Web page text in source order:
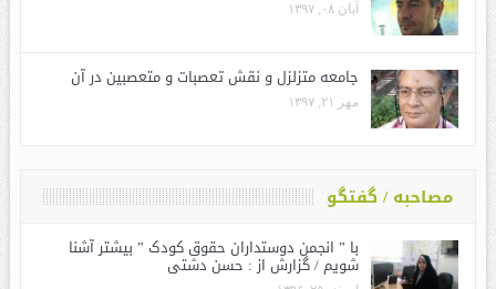
آبان ۰۸, ۱۳۹۷
جامعه متزلزل و نقش تعصبات و متعصبین در آن
مهر ۲۱, ۱۳۹۷
مصاحبه / گفتگو
با ” انجمن دوستداران حقوق کودک ” بیشتر آشنا
شویم / گزارش از : حسن دشتی